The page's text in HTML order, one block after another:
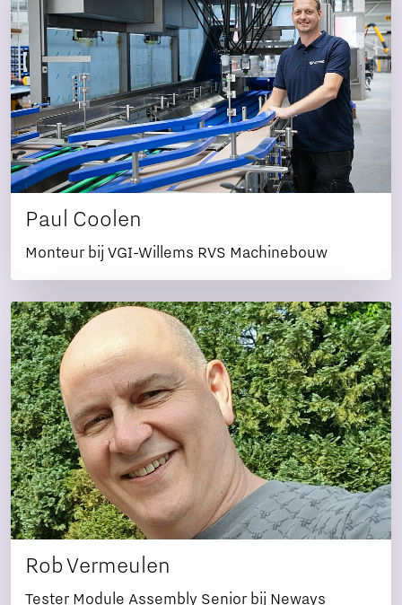
Paul Coolen
Monteur bij VGI-Willems RVS Machinebouw
Rob Vermeulen
Tester Module Assembly Senior bij Neways